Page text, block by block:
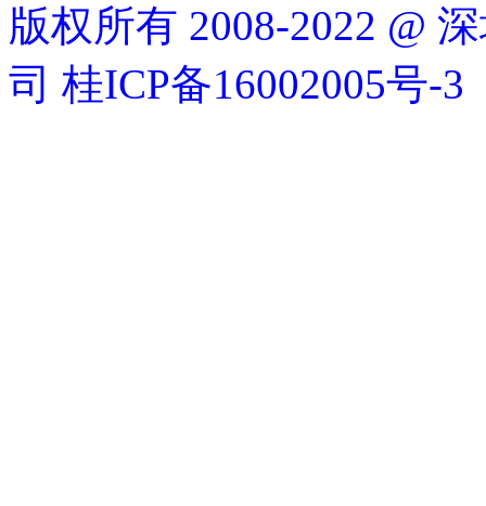
版权所有 2008-2022 @
司 桂ICP备16002005号-3